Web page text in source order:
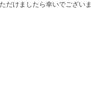
だけましたら幸いでございま